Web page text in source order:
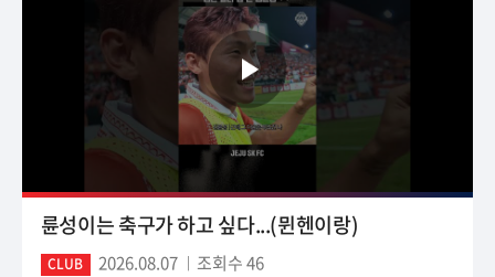
륜성이는 축구가 하고 싶다...(뮌헨이랑)
CLUB 2026.08.07 조회수 46